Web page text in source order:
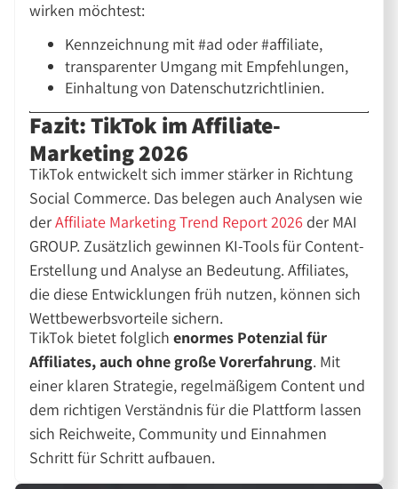
wirken möchtest:
Kennzeichnung mit #ad oder #affiliate,
transparenter Umgang mit Empfehlungen,
Einhaltung von Datenschutzrichtlinien.
Fazit: TikTok im Affiliate-
Marketing 2026
TikTok entwickelt sich immer stärker in Richtung
Social Commerce. Das belegen auch Analysen wie
derAffiliate Marketing Trend Report 2026 der MAI
GROUP. Zusätzlich gewinnen KI-Tools für Content-
Erstellung und Analyse an Bedeutung. Affiliates,
die diese Entwicklungen früh nutzen, können sich
Wettbewerbsvorteile sichern.
TikTok bietet folglichenormes Potenzial für
Affiliates, auch ohne große Vorerfahrung. Mit
einer klaren Strategie, regelmäßigem Content und
dem richtigen Verständnis für die Plattform lassen
sich Reichweite, Community und Einnahmen
Schritt für Schritt aufbauen.